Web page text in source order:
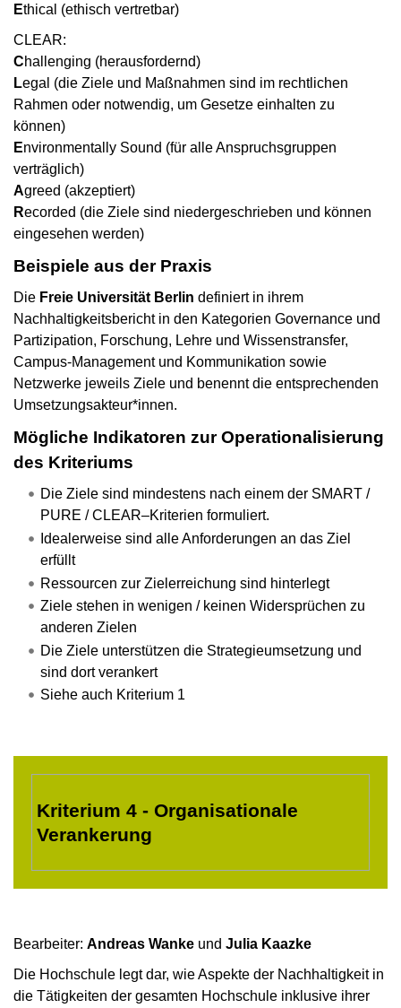
Ethical (ethisch vertretbar)
CLEAR:
Challenging (herausfordernd)
Legal (die Ziele und Maßnahmen sind im rechtlichen
Rahmen oder notwendig, um Gesetze einhalten zu
können)
Environmentally Sound (für alle Anspruchsgruppen
verträglich)
Agreed (akzeptiert)
Recorded (die Ziele sind niedergeschrieben und können
eingesehen werden)
Beispiele aus der Praxis
Die Freie Universität Berlin definiert in ihrem
Nachhaltigkeitsbericht in den Kategorien Governance und
Partizipation, Forschung, Lehre und Wissenstransfer,
Campus-Management und Kommunikation sowie
Netzwerke jeweils Ziele und benennt die entsprechenden
Umsetzungsakteur*innen.
Mögliche Indikatoren zur Operationalisierung
des Kriteriums
Die Ziele sind mindestens nach einem der SMART /
PURE / CLEAR–Kriterien formuliert.
Idealerweise sind alle Anforderungen an das Ziel
erfüllt
Ressourcen zur Zielerreichung sind hinterlegt
Ziele stehen in wenigen / keinen Widersprüchen zu
anderen Zielen
Die Ziele unterstützen die Strategieumsetzung und
sind dort verankert
Siehe auch Kriterium 1
Kriterium 4 - Organisationale
Verankerung
Bearbeiter: Andreas Wanke und Julia Kaazke
Die Hochschule legt dar, wie Aspekte der Nachhaltigkeit in
die Tätigkeiten der gesamten Hochschule inklusive ihrer